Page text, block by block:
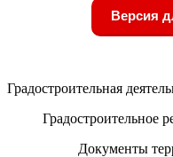
Версия
Градостроительная
Градостроительное
Документы